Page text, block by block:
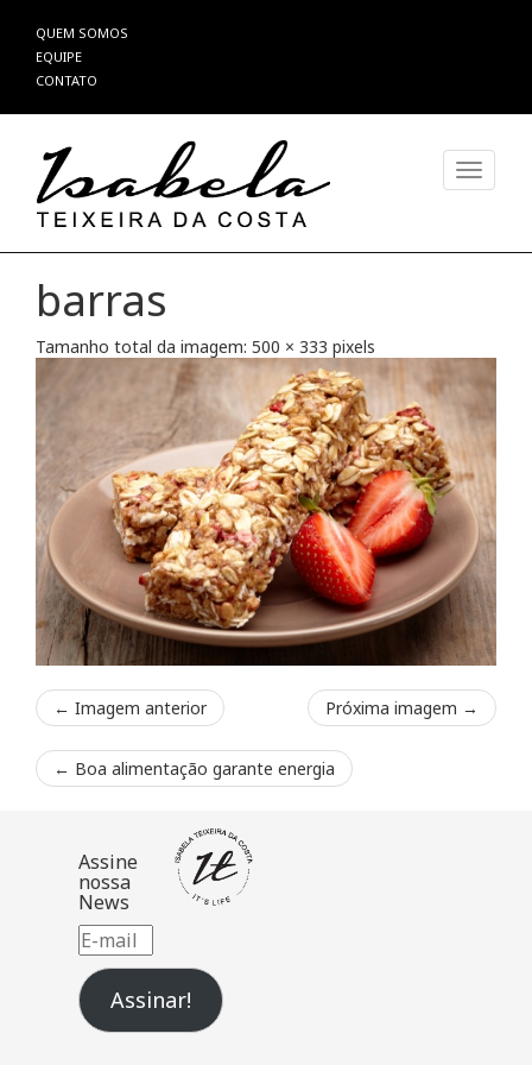
Pular
para
o
QUEM SOMOS
EQUIPE
CONTATO
barras
Tamanho total da imagem: 500 × 333 pixels
← Imagem anterior Próxima imagem →
← Boa alimentação garante energia
Assine
nossa
News
E-
mail
Assinar!